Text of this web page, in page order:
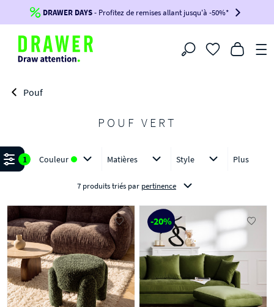
Jusqu'à-100€*sur votre commande !
BIKINI100
-voir conditions en bas de page-
DRAWER DAYS- Profitez de remises allant jusqu'à -50%*
Filtrer
Pouf
POUF VERT
Affiner
1 Couleur Matières Style Plus
7 produits triés par pertinence
-20%